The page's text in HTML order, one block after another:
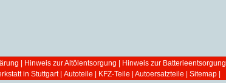
Hinweis zur Altölentsorgung Hinweis zur Batterieentsorgung
in Stuttgart| Autoteile | KFZ-Teile | Autoersatzteile Sitemap|